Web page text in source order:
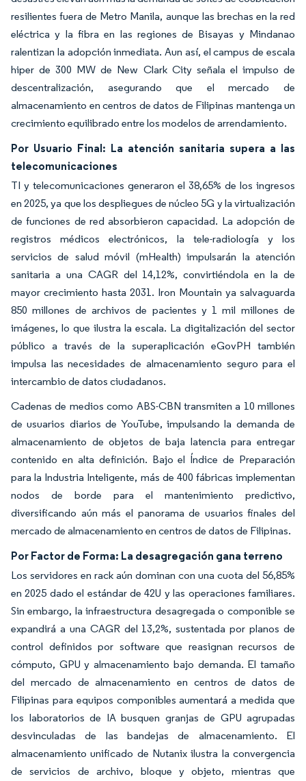
resilientes fuera de Metro Manila, aunque las brechas en la red
eléctrica y la fibra en las regiones de Bisayas y Mindanao
ralentizan la adopción inmediata. Aun así, el campus de escala
hiper de 300 MW de New Clark City señala el impulso de
descentralización, asegurando que el mercado de
almacenamiento en centros de datos de Filipinas mantenga un
crecimiento equilibrado entre los modelos de arrendamiento.
Por Usuario Final: La atención sanitaria supera a las
telecomunicaciones
TI y telecomunicaciones generaron el 38,65% de los ingresos
en 2025, ya que los despliegues de núcleo 5G y la virtualización
de funciones de red absorbieron capacidad. La adopción de
registros médicos electrónicos, la tele-radiología y los
servicios de salud móvil (mHealth) impulsarán la atención
sanitaria a una CAGR del 14,12%, convirtiéndola en la de
mayor crecimiento hasta 2031. Iron Mountain ya salvaguarda
850 millones de archivos de pacientes y 1 mil millones de
imágenes, lo que ilustra la escala. La digitalización del sector
público a través de la superaplicación eGovPH también
impulsa las necesidades de almacenamiento seguro para el
intercambio de datos ciudadanos.
Cadenas de medios como ABS-CBN transmiten a 10 millones
de usuarios diarios de YouTube, impulsando la demanda de
almacenamiento de objetos de baja latencia para entregar
contenido en alta definición. Bajo el Índice de Preparación
para la Industria Inteligente, más de 400 fábricas implementan
nodos de borde para el mantenimiento predictivo,
diversificando aún más el panorama de usuarios finales del
mercado de almacenamiento en centros de datos de Filipinas.
Por Factor de Forma: La desagregación gana terreno
Los servidores en rack aún dominan con una cuota del 56,85%
en 2025 dado el estándar de 42U y las operaciones familiares.
Sin embargo, la infraestructura desagregada o componible se
expandirá a una CAGR del 13,2%, sustentada por planos de
control definidos por software que reasignan recursos de
cómputo, GPU y almacenamiento bajo demanda. El tamaño
del mercado de almacenamiento en centros de datos de
Filipinas para equipos componibles aumentará a medida que
los laboratorios de IA busquen granjas de GPU agrupadas
desvinculadas de las bandejas de almacenamiento. El
almacenamiento unificado de Nutanix ilustra la convergencia
de servicios de archivo, bloque y objeto, mientras que